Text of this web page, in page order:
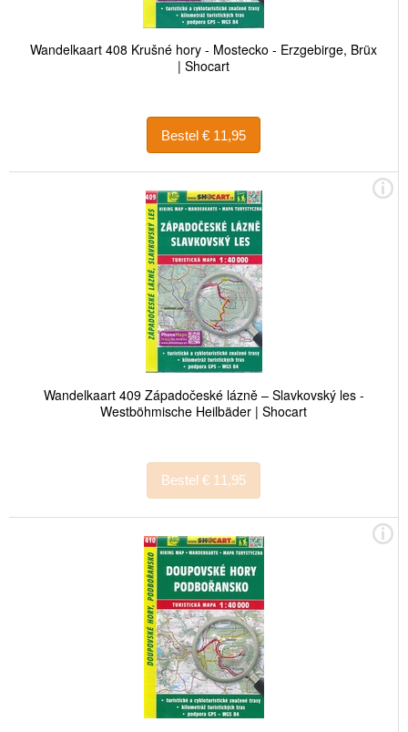
Wandelkaart 408 Krušné hory - Mostecko - Erzgebirge, Brüx
| Shocart
Bestel € 11,95
Wandelkaart 409 Západočeské lázně – Slavkovský les -
Westböhmische Heilbäder | Shocart
Bestel € 11,95